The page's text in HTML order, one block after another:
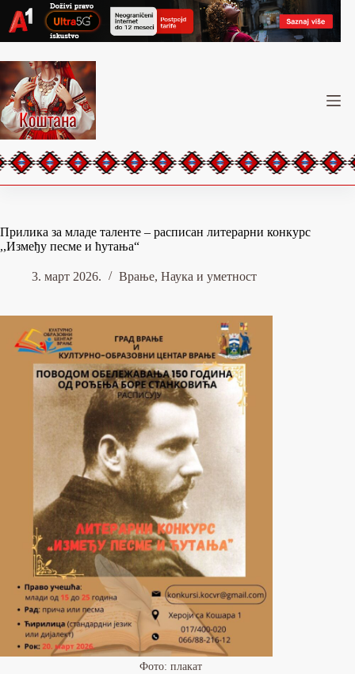
content
Прилика за младе таленте – расписан литерарни конкурс
,,Између песме и ћутања“
3. март 2026. Врање, Наука и уметност
Фото: плакат